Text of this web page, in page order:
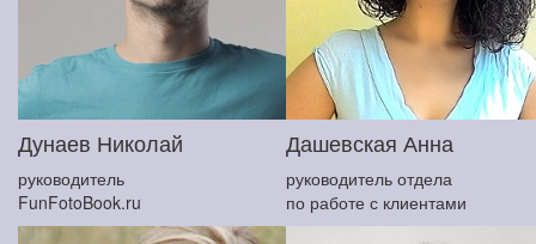
Дунаев Николай
руководитель
FunFotoBook.ru
Дашевская Анна
руководитель отдела
по работе с клиентами